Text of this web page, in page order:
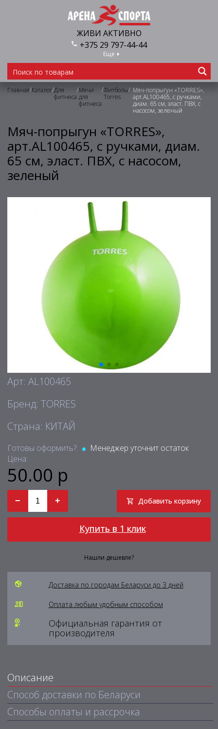
ЖИВИ АКТИВНО
+375 29 797-44-44
Еще
Главная/Каталог/Для
фитнеса
/Мячи
для
фитнеса
/Фитболы
Torres
/ Мяч-попрыгун «TORRES»,
арт.AL100465, с ручками,
диам. 65 см, эласт. ПВХ, с
насосом, зеленый
Мяч-попрыгун «TORRES»,
арт.AL100465, с ручками, диам.
65 см, эласт. ПВХ, с насосом,
зеленый
Арт: AL100465
Бренд: TORRES
Страна: КИТАЙ
Готовы оформить?:
Менеджер уточнит остаток
Цена:
50.00 р
− + Добавить корзину
Купить в 1 клик
Нашли дешевле?
Доставка по городам Беларуси до 3 дней
Оплата любым удобным способом
Официальная гарантия от
производителя
Описание
Способ доставки по Беларуси
Способы оплаты и рассрочка